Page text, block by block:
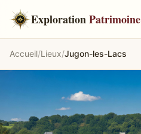
ExplorationPatrimoine
Accueil/Lieux/Jugon-les-Lacs